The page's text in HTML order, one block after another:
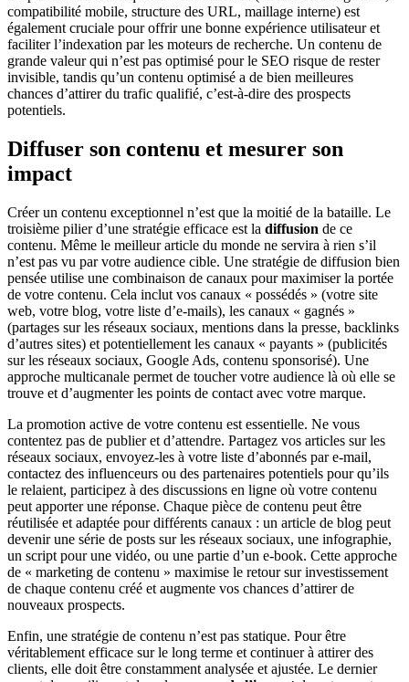
compatibilité mobile, structure des URL, maillage interne) est
également cruciale pour offrir une bonne expérience utilisateur et
faciliter l’indexation par les moteurs de recherche. Un contenu de
grande valeur qui n’est pas optimisé pour le SEO risque de rester
invisible, tandis qu’un contenu optimisé a de bien meilleures
chances d’attirer du trafic qualifié, c’est-à-dire des prospects
potentiels.
Diffuser son contenu et mesurer son
impact
Créer un contenu exceptionnel n’est que la moitié de la bataille. Le
troisième pilier d’une stratégie efficace est la diffusion de ce
contenu. Même le meilleur article du monde ne servira à rien s’il
n’est pas vu par votre audience cible. Une stratégie de diffusion bien
pensée utilise une combinaison de canaux pour maximiser la portée
de votre contenu. Cela inclut vos canaux « possédés » (votre site
web, votre blog, votre liste d’e-mails), les canaux « gagnés »
(partages sur les réseaux sociaux, mentions dans la presse, backlinks
d’autres sites) et potentiellement les canaux « payants » (publicités
sur les réseaux sociaux, Google Ads, contenu sponsorisé). Une
approche multicanale permet de toucher votre audience là où elle se
trouve et d’augmenter les points de contact avec votre marque.
La promotion active de votre contenu est essentielle. Ne vous
contentez pas de publier et d’attendre. Partagez vos articles sur les
réseaux sociaux, envoyez-les à votre liste d’abonnés par e-mail,
contactez des influenceurs ou des partenaires potentiels pour qu’ils
le relaient, participez à des discussions en ligne où votre contenu
peut apporter une réponse. Chaque pièce de contenu peut être
réutilisée et adaptée pour différents canaux : un article de blog peut
devenir une série de posts sur les réseaux sociaux, une infographie,
un script pour une vidéo, ou une partie d’un e-book. Cette approche
de « marketing de contenu » maximise le retour sur investissement
de chaque contenu créé et augmente vos chances d’attirer de
nouveaux prospects.
Enfin, une stratégie de contenu n’est pas statique. Pour être
véritablement efficace sur le long terme et continuer à attirer des
clients, elle doit être constamment analysée et ajustée. Le dernier